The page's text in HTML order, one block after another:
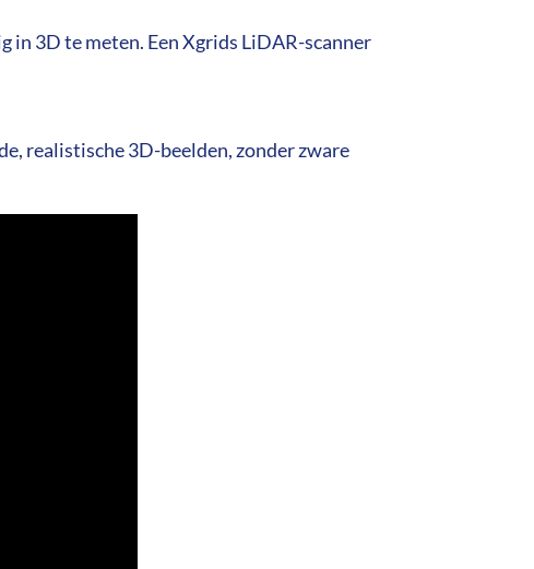
3D te meten. Een Xgrids LiDAR-scanner
realistische 3D-beelden, zonder zware